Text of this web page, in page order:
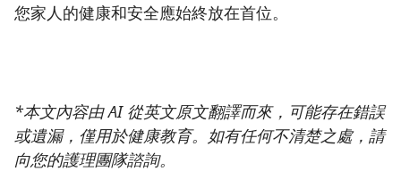
您家人的健康和安全應始終放在首位。
*本文內容由 AI 從英文原文翻譯而來，可能存在錯誤
或遺漏，僅用於健康教育。如有任何不清楚之處，請
向您的護理團隊諮詢。